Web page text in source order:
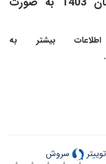
بیشتر به
توییتر سروش